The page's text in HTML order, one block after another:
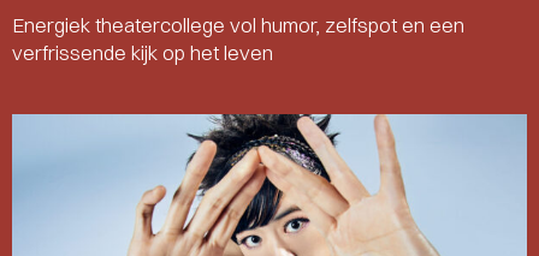
Energiek theatercollege vol humor, zelfspot en een
verfrissende kijk op het leven